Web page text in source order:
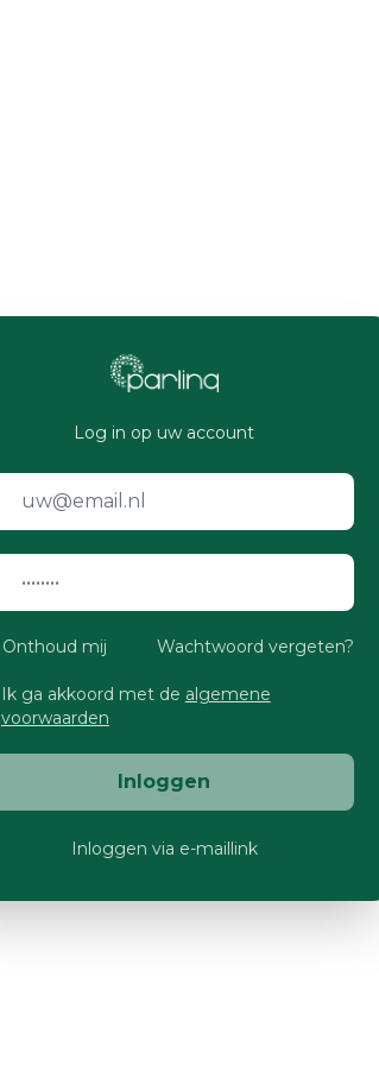
Log in op uw account
Onthoud mij Wachtwoord vergeten?
Ik ga akkoord met de algemene
voorwaarden
Inloggen
Inloggen via e-maillink